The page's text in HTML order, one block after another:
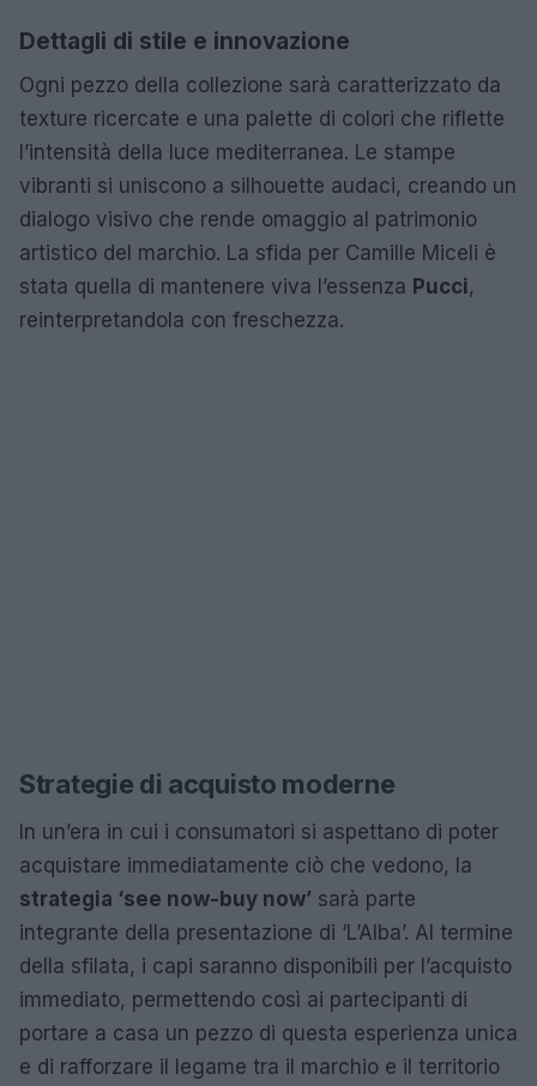
Dettagli di stile e innovazione
Ogni pezzo della collezione sarà caratterizzato da
texture ricercate e una palette di colori che riflette
l’intensità della luce mediterranea. Le stampe
vibranti si uniscono a silhouette audaci, creando un
dialogo visivo che rende omaggio al patrimonio
artistico del marchio. La sfida per Camille Miceli è
stata quella di mantenere viva l’essenza Pucci,
reinterpretandola con freschezza.
Strategie di acquisto moderne
In un’era in cui i consumatori si aspettano di poter
acquistare immediatamente ciò che vedono, la
strategia ‘see now-buy now’ sarà parte
integrante della presentazione di ‘L’Alba’. Al termine
della sfilata, i capi saranno disponibili per l’acquisto
immediato, permettendo così ai partecipanti di
portare a casa un pezzo di questa esperienza unica
e di rafforzare il legame tra il marchio e il territorio